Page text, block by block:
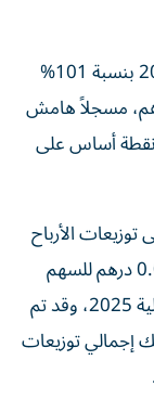
ارتفع صافي الربح في الربع الأول من عام 2026 بنسبة 101%
230 مليون درهم، مسجلاً هامش
صافي دخل بنسبة 5.0%، وبزيادة قدرها 36 نقطة أساس على
على توزيعات الأرباح
النقدية المقترحة من مجلس الإدارة بقيمة 0.05 درهم للسهم
الواحد، بإجمالي 250 مليون درهم للسنة المالية 2025، وقد تم
2026، ليصل بذلك إجمالي توزيعات